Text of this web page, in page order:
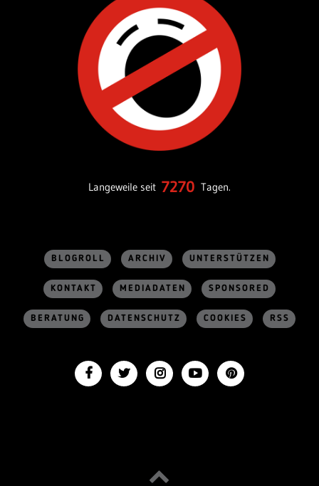
Langeweile seit 7270 Tagen.
BLOGROLL ARCHIV UNTERSTÜTZEN
KONTAKT MEDIADATEN SPONSORED
BERATUNG DATENSCHUTZ COOKIES RSS